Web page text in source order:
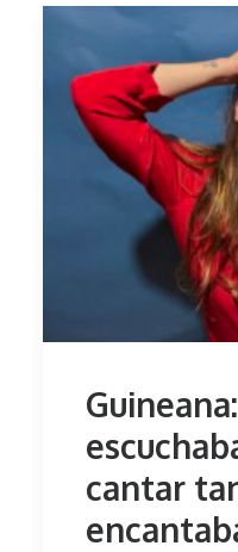
cantar